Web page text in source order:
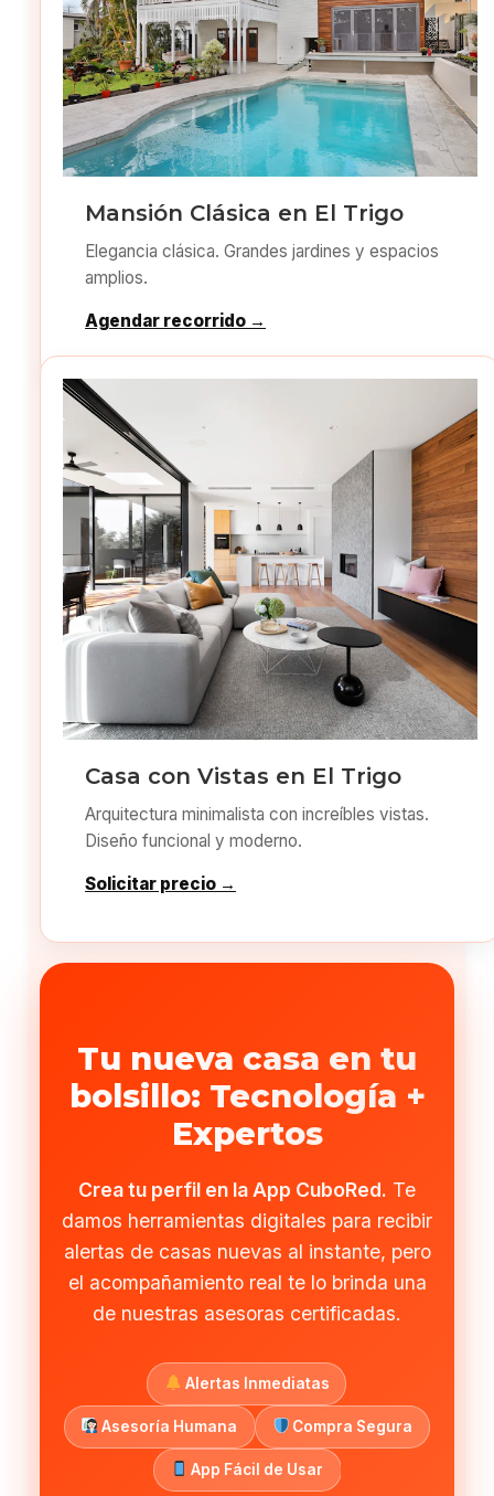
Mansión Clásica en El Trigo
Elegancia clásica. Grandes jardines y espacios
amplios.
Agendar recorrido →
Casa con Vistas en El Trigo
Arquitectura minimalista con increíbles vistas.
Diseño funcional y moderno.
Solicitar precio →
Tu nueva casa en tu
bolsillo: Tecnología +
Expertos
Crea tu perfil en la App CuboRed. Te
damos herramientas digitales para recibir
alertas de casas nuevas al instante, pero
el acompañamiento real te lo brinda una
de nuestras asesoras certificadas.
Alertas Inmediatas
Asesoría Humana Compra Segura
App Fácil de Usar